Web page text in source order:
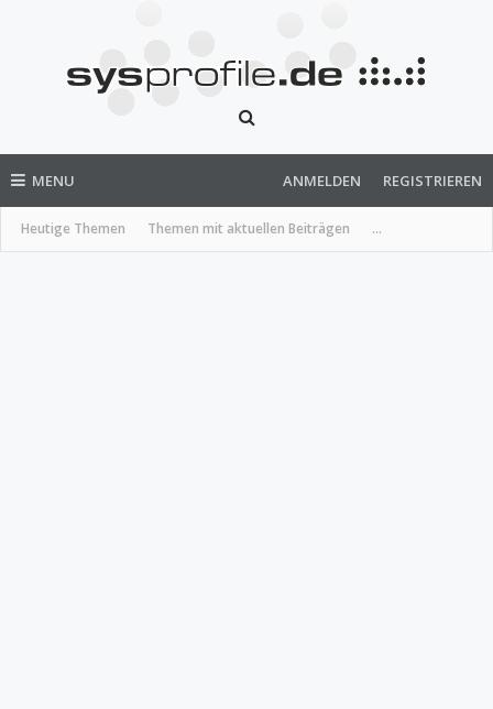
MENU
Heutige Themen Themen mit aktuellen Beiträgen ...
ANMELDEN REGISTRIEREN